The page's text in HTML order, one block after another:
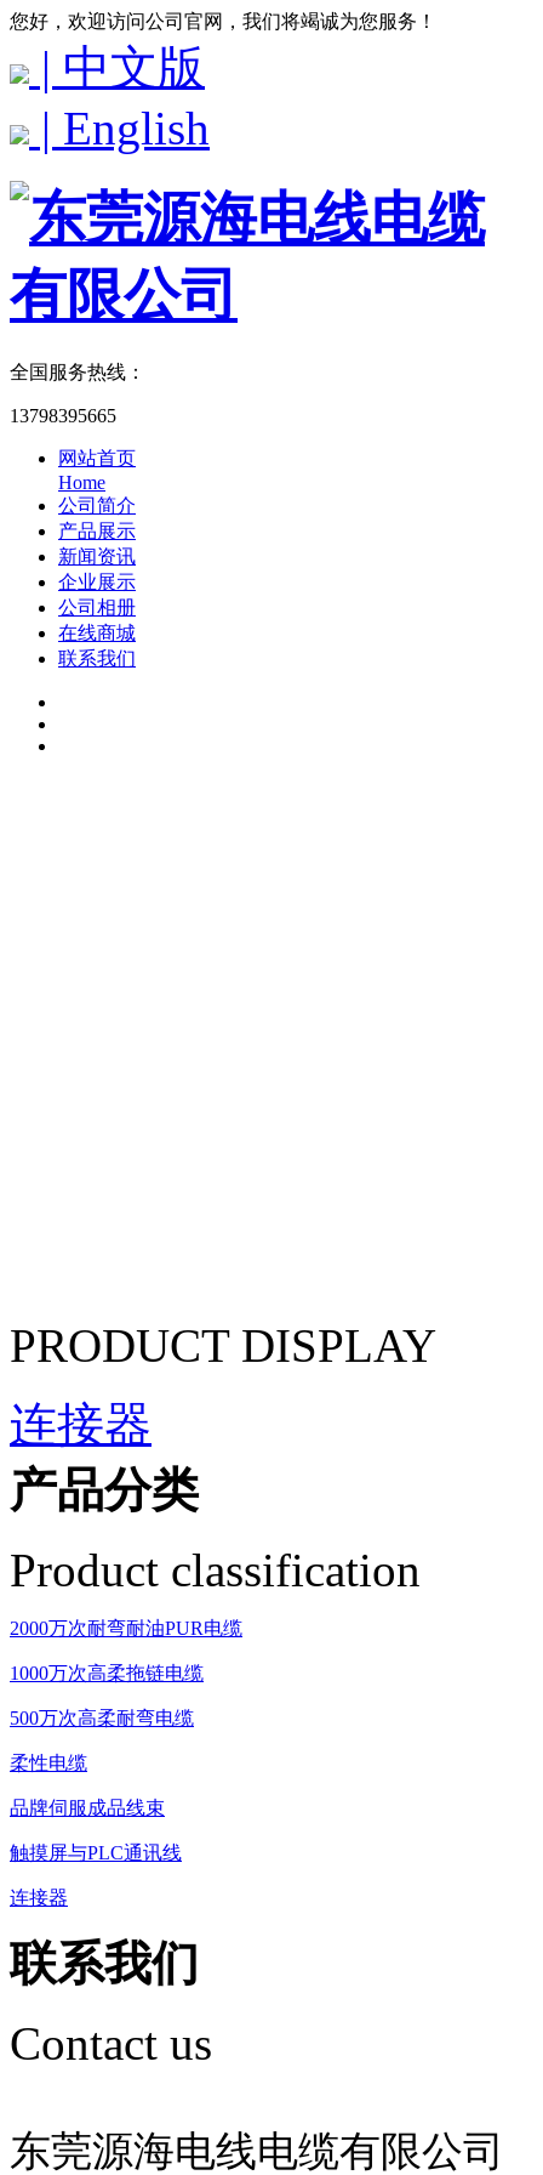
您好，欢迎访问公司官网，我们将竭诚为您服务！
| 中文版
| English
全国服务热线：
13798395665
网站首页
Home
公司简介
产品展示
新闻资讯
企业展示
公司相册
在线商城
联系我们
PRODUCT DISPLAY
连接器
产品分类
Product classification
2000万次耐弯耐油PUR电缆
1000万次高柔拖链电缆
500万次高柔耐弯电缆
柔性电缆
品牌伺服成品线束
触摸屏与PLC通讯线
连接器
联系我们
Contact us
东莞源海电线电缆有限公司